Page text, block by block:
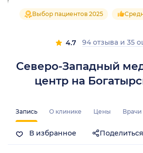
Северо-Западный
центр на
Выбор пациентов 2025
4.7 94 отзыва и 35
Запись О клинике Цены Врачи
В избранное Поделиться